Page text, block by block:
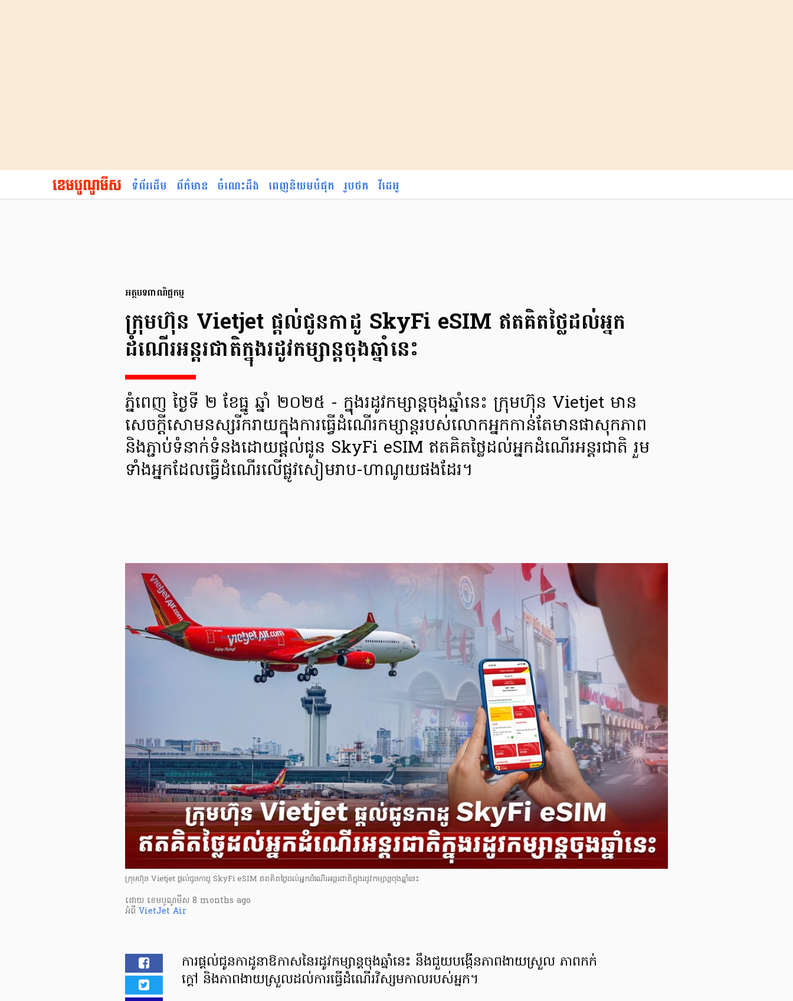
ទំព័រដើម ព័ត៌មាន ចំណេះដឹង ពេញនិយមបំផុត រូបថត វីដេអូ
អត្ថបទពាណិជ្ជកម្ម
ក្រុមហ៊ុន Vietjet ផ្តល់ជូនកាដូ SkyFi eSIM ឥតគិតថ្លៃដល់អ្នក
ដំណើរអន្តរជាតិក្នុងរដូវកម្សាន្តចុងឆ្នាំនេះ
ភ្នំពេញ ថ្ងៃទី ២ ខែធ្នូ ឆ្នាំ ២០២៥ - ក្នុងរដូវកម្សាន្តចុងឆ្នាំនេះ ក្រុមហ៊ុន Vietjet មាន
សេចក្តីសោមនស្សរីករាយក្នុងការធ្វើដំណើរកម្សាន្តរបស់លោកអ្នកកាន់តែមានផាសុកភាព
និងភ្ជាប់ទំនាក់ទំនងដោយផ្តល់ជូន SkyFi eSIM ឥតគិតថ្លៃដល់អ្នកដំណើរអន្តរជាតិ រួម
ទាំងអ្នកដែលធ្វើដំណើរលើផ្លូវសៀមរាប-ហាណូយផងដែរ។
ក្រុមហ៊ុន Vietjet ផ្តល់ជូនកាដូ SkyFi eSIM ឥតគិតថ្លៃដល់អ្នកដំណើរអន្តរជាតិក្នុងរដូវកម្សាន្តចុងឆ្នាំនេះ
ដោយ ​ ខេមបូណូមីស 8 months ago
អំពី VietJet Air
ការផ្តល់ជូនកាដូនាឱកាសនៃរដូវកម្សាន្តចុងឆ្នាំនេះ នឹងជួយបង្កើនភាពងាយស្រួល ភាពកក់
ក្តៅ និងភាពងាយស្រួលដល់ការធ្វើដំណើរវិស្សមកាលរបស់អ្នក។